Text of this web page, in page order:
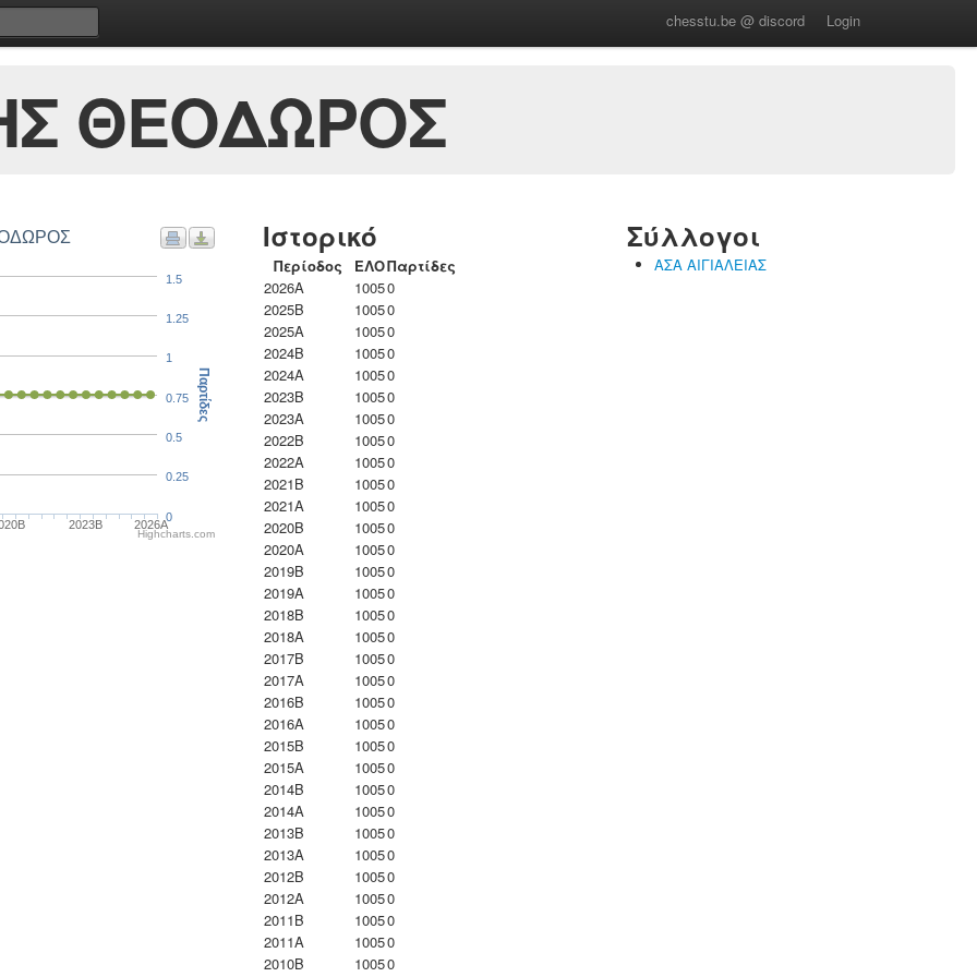
chesstu.be @ discord Login
ΘΕΟΔΩΡΟΣ
2023B 2026A
0
0.25
0.5
0.75
1
1.25
1.5
Παρτίδες
Highcharts.com
Ιστορικό
Περίοδος ΕΛΟΠαρτίδες
2026A
10050
2025B
10050
2025A
10050
2024B
10050
2024A
10050
2023B
10050
2023Α
10050
2022B
10050
2022A
10050
2021B
10050
2021A
10050
2020B
10050
2020A
10050
2019B
10050
2019A
10050
2018B
10050
2018A
10050
2017B
10050
2017A
10050
2016B
10050
2016A
10050
2015B
10050
2015A
10050
2014B
10050
2014A
10050
2013B
10050
2013A
10050
2012B
10050
2012A
10050
2011B
10050
2011A
10050
2010B
10050
Σύλλογοι
ΑΣΑ ΑΙΓΙΑΛΕΙΑΣ